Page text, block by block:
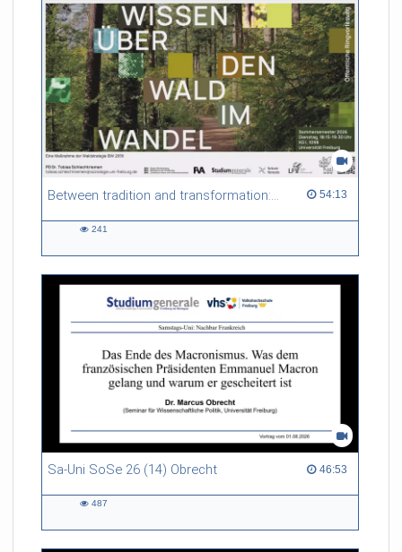
Between tradition and transformation: how owners, advisers and institutions co-create knowledge for resilient forests in Europe 54:13
54:13 duration
241
Sa-Uni SoSe 26 (14) Obrecht 46:53
46:53 duration
487